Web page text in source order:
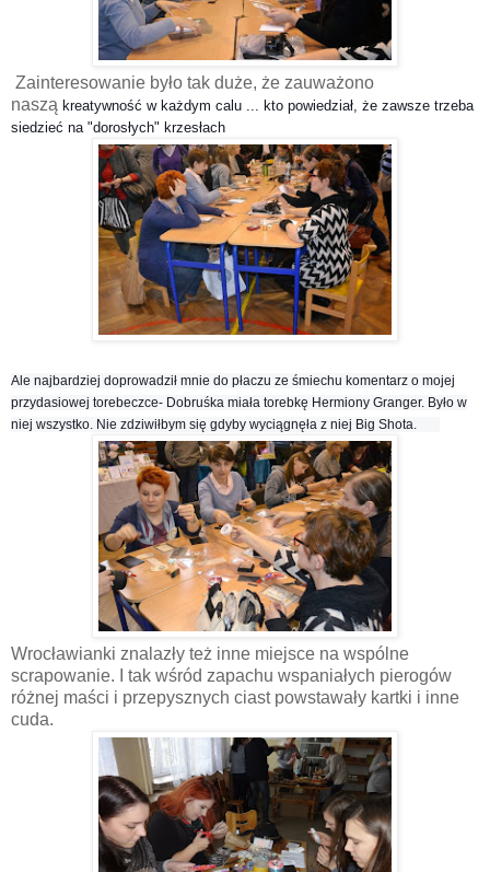
Zainteresowanie było tak duże, że zauważono
naszą kreatywność w każdym calu ... kto powiedział, że zawsze trzeba
siedzieć na "dorosłych" krzesłach
Ale najbardziej doprowadził mnie do płaczu ze śmiechu komentarz o mojej
przydasiowej torebeczce- Dobruśka miała torebkę Hermiony Granger. Było w
niej wszystko. Nie zdziwiłbym się gdyby wyciągnęła z niej Big Shota.
Wrocławianki znalazły też inne miejsce na wspólne
scrapowanie. I tak wśród zapachu wspaniałych pierogów
różnej maści i przepysznych ciast powstawały kartki i inne
cuda.